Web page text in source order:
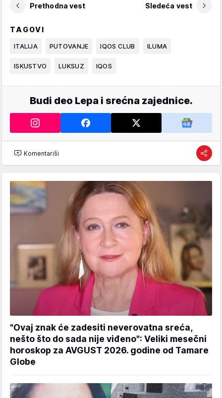
Prethodna vest Sledeća vest
TAGOVI
ITALIJA PUTOVANJE IQOS CLUB ILUMA
ISKUSTVO LUKSUZ IQOS
Budi deo Lepa i srećna zajednice.
Komentariši
"Ovaj znak će zadesiti neverovatna sreća,
nešto što do sada nije viđeno": Veliki mesečni
horoskop za AVGUST 2026. godine od Tamare
Globe